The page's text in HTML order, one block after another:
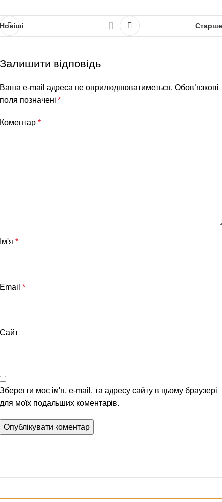
Новіші Старше
Залишити відповідь
Ваша e-mail адреса не оприлюднюватиметься. Обов’язкові
поля позначені *
Коментар *
Ім'я *
Email *
Сайт
Зберегти моє ім'я, e-mail, та адресу сайту в цьому браузері
для моїх подальших коментарів.